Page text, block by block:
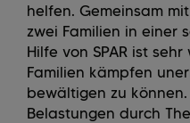
helfen. Gemeinsam
zwei Familien in einer
Hilfe von SPAR ist
Familien kämpfen
bewältigen zu
Belastungen durch